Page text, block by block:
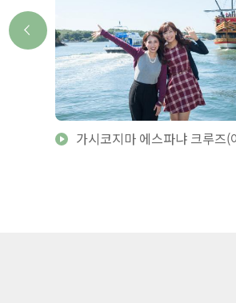
가시코지마 에스파냐 크루즈(